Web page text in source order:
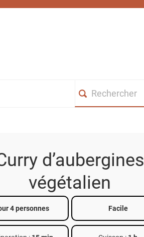
d’aubergines
végétalien
4 personnes Facile